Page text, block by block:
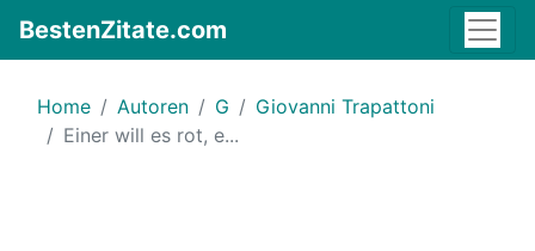
BestenZitate.com
Home Autoren G
Giovanni Trapattoni
Einer will es rot, e...